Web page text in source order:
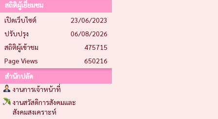
สถิติผู้เยี่ยมชม
เปิดเว็บไซต์
23/06/2023
ปรับปรุง
06/08/2026
สถิติผู้เข้าชม
475715
Page Views
650216
สำนักปลัด
งานการเจ้าหน้าที่
งานสวัสดิการสังคมและ
สังคมสงเคราะห์